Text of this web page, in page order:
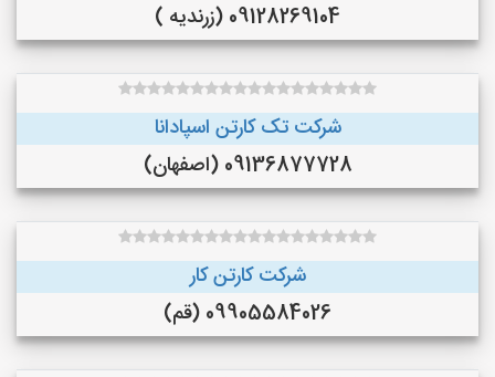
09128269104 (زرندیه )
شرکت تک کارتن اسپادانا
09136877728 (اصفهان)
شرکت کارتن کار
09905584026 (قم)